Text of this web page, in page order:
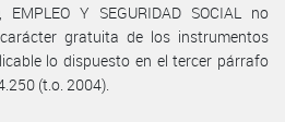
EMPLEO Y SEGURIDAD SOCIAL no
gratuita de los instrumentos
lo dispuesto en el tercer párrafo
(t.o. 2004).